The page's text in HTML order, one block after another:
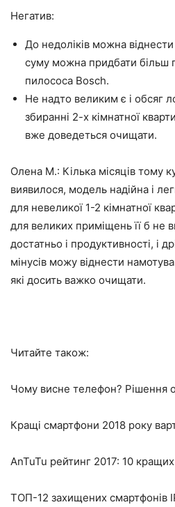
Негатив:
До недоліків можна
суму можна придбати більш
пилососа Bosch.
Не надто великим є і обсяг
збиранні 2-х кімнатної
вже доведеться очищати.
Олена М.: Кілька місяців тому
виявилося, модель надійна і
для невеликої 1-2 кімнатної
для великих приміщень її б не
достатньо і продуктивності, і
мінусів можу віднести
які досить важко очищати.
Читайте також:
Чому висне телефон? Рішення
Кращі смартфони 2018 року
AnTuTu рейтинг 2017: 10
ТОП-12 захищених смартфонів